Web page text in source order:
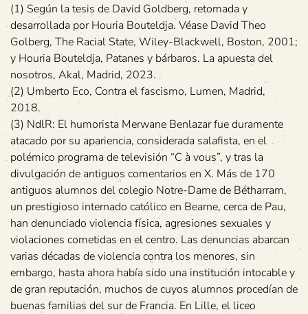
(1) Según la tesis de David Goldberg, retomada y
desarrollada por Houria Bouteldja. Véase David Theo
Golberg, The Racial State, Wiley-Blackwell, Boston, 2001;
y Houria Bouteldja, Patanes y bárbaros. La apuesta del
nosotros, Akal, Madrid, 2023.
(2) Umberto Eco, Contra el fascismo, Lumen, Madrid,
2018.
(3) NdlR: El humorista Merwane Benlazar fue duramente
atacado por su apariencia, considerada salafista, en el
polémico programa de televisión “C à vous”, y tras la
divulgación de antiguos comentarios en X. Más de 170
antiguos alumnos del colegio Notre-Dame de Bétharram,
un prestigioso internado católico en Bearne, cerca de Pau,
han denunciado violencia física, agresiones sexuales y
violaciones cometidas en el centro. Las denuncias abarcan
varias décadas de violencia contra los menores, sin
embargo, hasta ahora había sido una institución intocable y
de gran reputación, muchos de cuyos alumnos procedían de
buenas familias del sur de Francia. En Lille, el liceo